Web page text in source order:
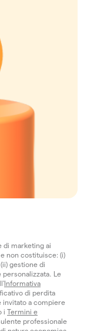
di marketing ai
non costituisce: (i)
gestione di
personalizzata. Le
Informativa
di perdita
invitato a compiere
i Termini e
professionale